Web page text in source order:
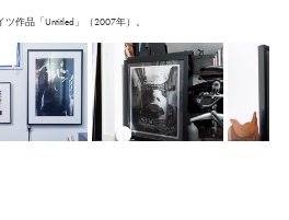
作品「Untitled」（2007年）。